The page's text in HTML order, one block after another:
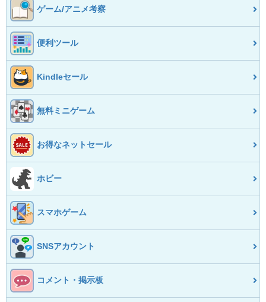
ゲーム/アニメ考察
便利ツール
Kindleセール
無料ミニゲーム
お得なネットセール
ホビー
スマホゲーム
SNSアカウント
コメント・掲示板